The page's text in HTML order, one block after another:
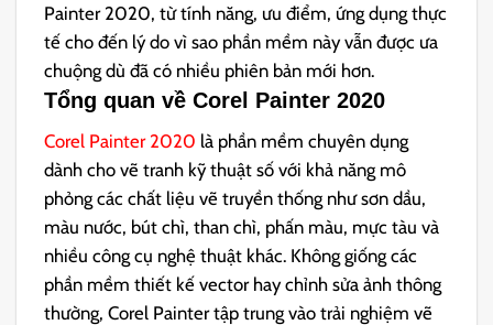
Painter 2020, từ tính năng, ưu điểm, ứng dụng thực
tế cho đến lý do vì sao phần mềm này vẫn được ưa
chuộng dù đã có nhiều phiên bản mới hơn.
Tổng quan về Corel Painter 2020
Corel Painter 2020 là phần mềm chuyên dụng
dành cho vẽ tranh kỹ thuật số với khả năng mô
phỏng các chất liệu vẽ truyền thống như sơn dầu,
màu nước, bút chì, than chì, phấn màu, mực tàu và
nhiều công cụ nghệ thuật khác. Không giống các
phần mềm thiết kế vector hay chỉnh sửa ảnh thông
thường, Corel Painter tập trung vào trải nghiệm vẽ